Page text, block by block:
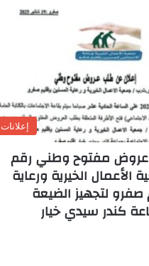
إعلانات
مفتوح وطني رقم
لجمعية الأعمال الخيرية ورعاية
صفرو لتجهيز الضيعة
كندر سيدي خيار